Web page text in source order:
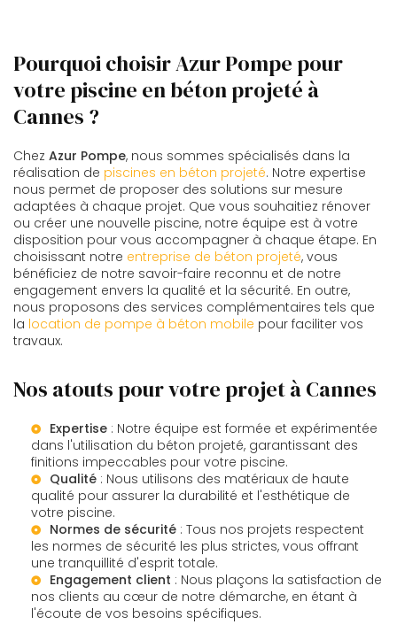
Pourquoi choisir Azur Pompe pour
votre piscine en béton projeté à
Cannes ?
Chez Azur Pompe, nous sommes spécialisés dans la
réalisation de piscines en béton projeté. Notre expertise
nous permet de proposer des solutions sur mesure
adaptées à chaque projet. Que vous souhaitiez rénover
ou créer une nouvelle piscine, notre équipe est à votre
disposition pour vous accompagner à chaque étape. En
choisissant notre entreprise de béton projeté, vous
bénéficiez de notre savoir-faire reconnu et de notre
engagement envers la qualité et la sécurité. En outre,
nous proposons des services complémentaires tels que
la location de pompe à béton mobile pour faciliter vos
travaux.
Nos atouts pour votre projet à Cannes
Expertise : Notre équipe est formée et expérimentée
dans l'utilisation du béton projeté, garantissant des
finitions impeccables pour votre piscine.
Qualité : Nous utilisons des matériaux de haute
qualité pour assurer la durabilité et l'esthétique de
votre piscine.
Normes de sécurité : Tous nos projets respectent
les normes de sécurité les plus strictes, vous offrant
une tranquillité d'esprit totale.
Engagement client : Nous plaçons la satisfaction de
nos clients au cœur de notre démarche, en étant à
l'écoute de vos besoins spécifiques.